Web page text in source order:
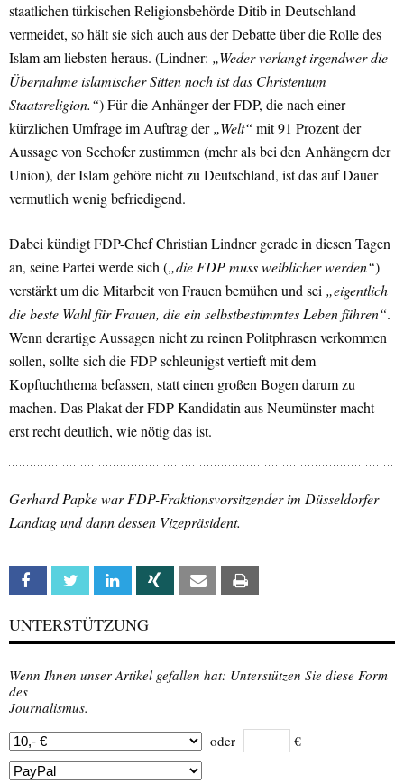
staatlichen türkischen Religionsbehörde Ditib in Deutschland
vermeidet, so hält sie sich auch aus der Debatte über die Rolle des
Islam am liebsten heraus. (Lindner: „Weder verlangt irgendwer die
Übernahme islamischer Sitten noch ist das Christentum
Staatsreligion.“) Für die Anhänger der FDP, die nach einer
kürzlichen Umfrage im Auftrag der„Welt“ mit 91 Prozent der
Aussage von Seehofer zustimmen (mehr als bei den Anhängern der
Union), der Islam gehöre nicht zu Deutschland, ist das auf Dauer
vermutlich wenig befriedigend.
Dabei kündigt FDP-Chef Christian Lindner gerade in diesen Tagen
an, seine Partei werde sich („die FDP muss weiblicher werden“)
verstärkt um die Mitarbeit von Frauen bemühen und sei „eigentlich
die beste Wahl für Frauen, die ein selbstbestimmtes Leben führen“.
Wenn derartige Aussagen nicht zu reinen Politphrasen verkommen
sollen, sollte sich die FDP schleunigst vertieft mit dem
Kopftuchthema befassen, statt einen großen Bogen darum zu
machen. Das Plakat der FDP-Kandidatin aus Neumünster macht
erst recht deutlich, wie nötig das ist.
Gerhard Papke war FDP-Fraktionsvorsitzender im Düsseldorfer
Landtag und dann dessen Vizepräsident.
Facebook Twitter Linkedin Xing Email
UNTERSTÜTZUNG
Wenn Ihnen unser Artikel gefallen hat: Unterstützen Sie diese Form
des
Journalismus.
oder
€